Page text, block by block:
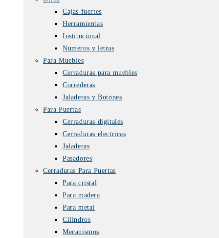
Cajas fuertes
Herramientas
Institucional
Numeros y letras
Para Muebles
Cerraduras para muebles
Correderas
Jaladeras y Botones
Para Puertas
Cerraduras digitales
Cerraduras electricas
Jaladeras
Pasadores
Cerraduras Para Puertas
Para cristal
Para madera
Para metal
Cilindros
Mecanismos